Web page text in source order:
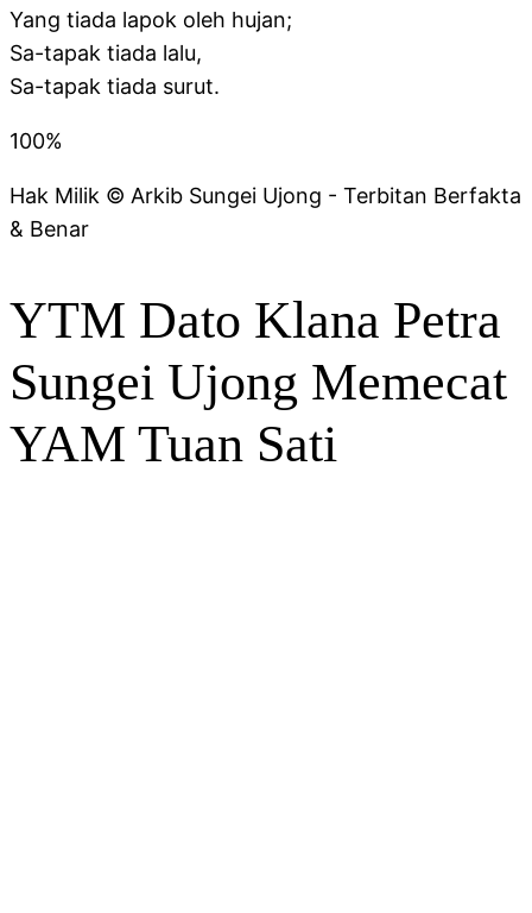
Yang tiada lapok oleh hujan;
Sa-tapak tiada lalu,
Sa-tapak tiada surut.
100%
Hak Milik © Arkib Sungei Ujong - Terbitan Berfakta
& Benar
YTM Dato Klana Petra
Sungei Ujong Memecat
YAM Tuan Sati